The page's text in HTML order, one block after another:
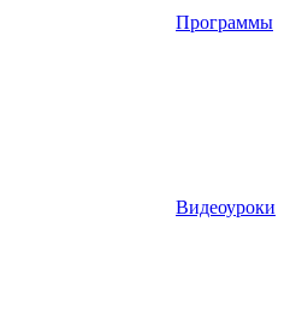
Программы
Видеоуроки